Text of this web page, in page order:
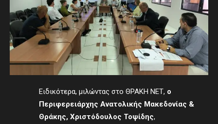
Ειδικότερα, μιλώντας στο ΘΡΑΚΗ ΝΕΤ, ο
Περιφερειάρχης Ανατολικής Μακεδονίας &
Θράκης, Χριστόδουλος Τοψίδης,